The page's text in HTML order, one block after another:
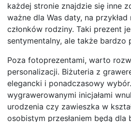
każdej stronie znajdzie się inne
ważne dla Was daty, na
członków rodziny. Taki prezent
sentymentalny, ale także bardzo
Poza fotoprezentami, warto
personalizacji. Biżuteria z
elegancki i ponadczasowy
wygrawerowanymi inicjałami
urodzenia czy zawieszka w
osobistym przesłaniem będą dla